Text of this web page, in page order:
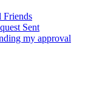
Friends
Sent
my approval